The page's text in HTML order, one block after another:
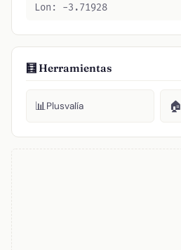
Lon: -3.71928
🧮 Herramientas
📊Plusvalía 🏠